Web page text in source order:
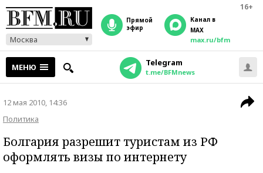
16+
Москва
прямой
эфир
Канал в
MAX
max.ru/bfm
МЕНЮ Telegram
t.me/BFMnews
12 мая 2010, 14:36
Политика
Болгария разрешит туристам из РФ
оформлять визы по интернету